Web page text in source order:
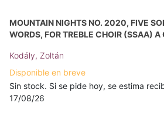
MOUNTAIN NIGHTS NO. 2020, FIVE
WORDS, FOR TREBLE CHOIR (SSAA) A
Kodály, Zoltán
Disponible en breve
Sin stock. Si se pide hoy, se estima
17/08/26